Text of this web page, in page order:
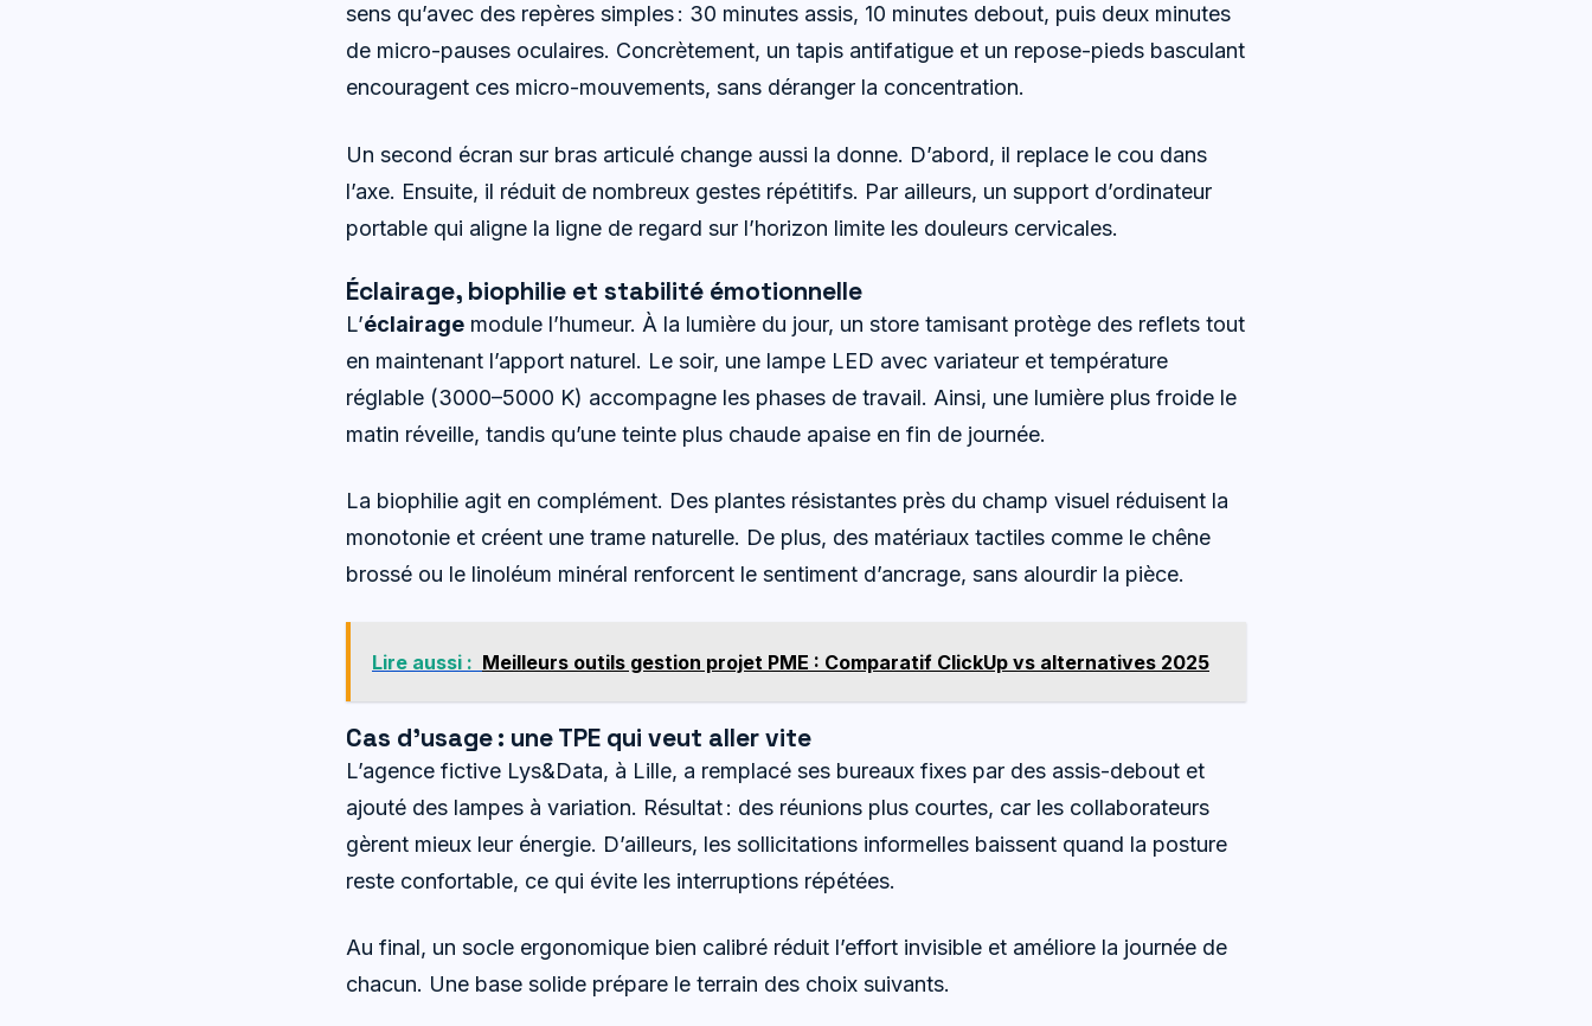
sens qu’avec des repères simples : 30 minutes assis, 10 minutes debout, puis deux minutes
de micro-pauses oculaires. Concrètement, un tapis antifatigue et un repose-pieds basculant
encouragent ces micro-mouvements, sans déranger la concentration.
Un second écran sur bras articulé change aussi la donne. D’abord, il replace le cou dans
l’axe. Ensuite, il réduit de nombreux gestes répétitifs. Par ailleurs, un support d’ordinateur
portable qui aligne la ligne de regard sur l’horizon limite les douleurs cervicales.
Éclairage, biophilie et stabilité émotionnelle
L’éclairage module l’humeur. À la lumière du jour, un store tamisant protège des reflets tout
en maintenant l’apport naturel. Le soir, une lampe LED avec variateur et température
réglable (3000–5000 K) accompagne les phases de travail. Ainsi, une lumière plus froide le
matin réveille, tandis qu’une teinte plus chaude apaise en fin de journée.
La biophilie agit en complément. Des plantes résistantes près du champ visuel réduisent la
monotonie et créent une trame naturelle. De plus, des matériaux tactiles comme le chêne
brossé ou le linoléum minéral renforcent le sentiment d’ancrage, sans alourdir la pièce.
Lire aussi : Meilleurs outils gestion projet PME : Comparatif ClickUp vs alternatives 2025
Cas d’usage : une TPE qui veut aller vite
L’agence fictive Lys&Data, à Lille, a remplacé ses bureaux fixes par des assis-debout et
ajouté des lampes à variation. Résultat : des réunions plus courtes, car les collaborateurs
gèrent mieux leur énergie. D’ailleurs, les sollicitations informelles baissent quand la posture
reste confortable, ce qui évite les interruptions répétées.
Au final, un socle ergonomique bien calibré réduit l’effort invisible et améliore la journée de
chacun. Une base solide prépare le terrain des choix suivants.